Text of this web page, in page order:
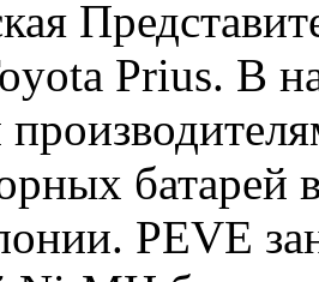
Prius. В
батарей
PEVE